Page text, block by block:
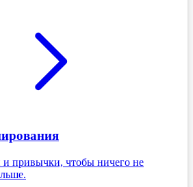
и привычки, чтобы ничего не